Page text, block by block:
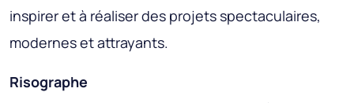
inspirer et à réaliser des projets spectaculaires,
modernes et attrayants.
Risographe